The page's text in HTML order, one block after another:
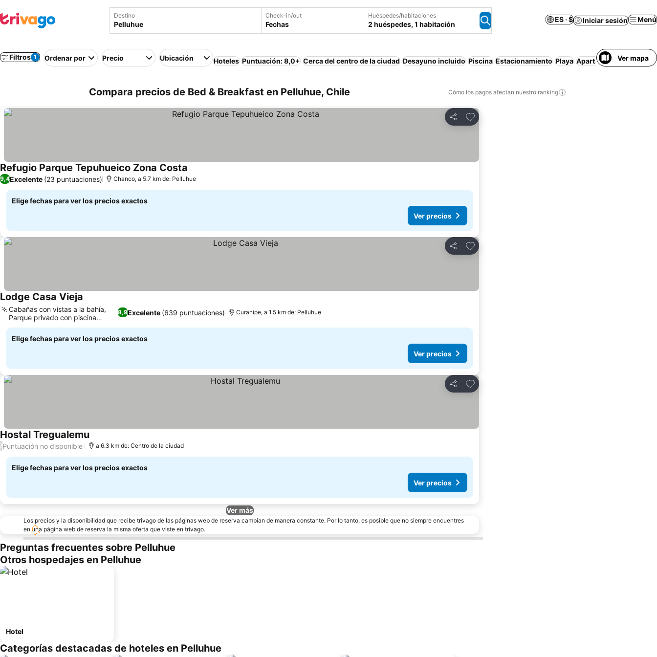
Destino Check-in/out
Fechas
Huéspedes/habitaciones
2 huéspedes, 1 habitación
ES · $ Iniciar sesión Menú
Filtros 1 Ordenar por Precio Ubicación Hoteles Puntuación: 8,0+ Cerca del centro de la ciudad Desayuno incluido Piscina Estacionamiento Playa ApartamentoVer mapa
Compara precios de Bed & Breakfast en Pelluhue, Chile Cómo los pagos afectan nuestro ranking
Compartir
Agregar a favoritos
Refugio Parque Tepuhueico Zona Costa
9,4Excelente (23 puntuaciones) Chanco, a 5.7 km de: Pelluhue
Elige fechas para ver los precios exactos
Ver precios
Compartir
Agregar a favoritos
Lodge Casa Vieja
8,9Excelente (639 puntuaciones)
Cabañas con vistas a la bahía,
Parque privado con piscina
exterior
Curanipe, a 1.5 km de: Pelluhue
Elige fechas para ver los precios exactos
Ver precios
Compartir
Agregar a favoritos
Hostal Tregualemu
/Puntuación no disponible a 6.3 km de: Centro de la ciudad
Elige fechas para ver los precios exactos
Ver precios
Ver más
Los precios y la disponibilidad que recibe trivago de las páginas web de reserva cambian de manera constante. Por lo tanto, es posible que no siempre encuentres
en una página web de reserva la misma oferta que viste en trivago.
Preguntas frecuentes sobre Pelluhue
Otros hospedajes en Pelluhue
Hotel
Categorías destacadas de hoteles en Pelluhue